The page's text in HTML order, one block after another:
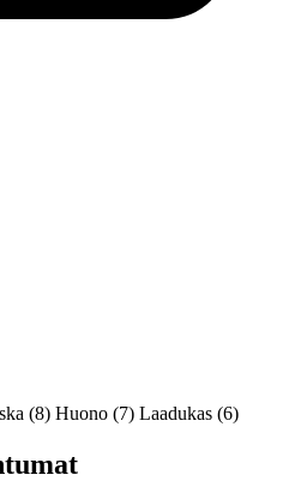
(8) Huono (7) Laadukas (6)